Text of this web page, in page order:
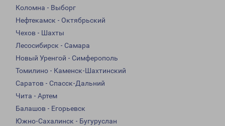
Коломна - Выборг
Нефтекамск - Октябрьский
Чехов - Шахты
Лесосибирск - Самара
Новый Уренгой - Симферополь
Томилино - Каменск-Шахтинский
Саратов - Спасск-Дальний
Чита - Артем
Балашов - Егорьевск
Южно-Сахалинск - Бугуруслан